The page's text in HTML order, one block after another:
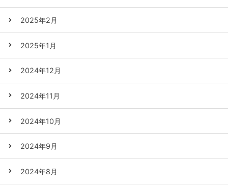
2025年2月
2025年1月
2024年12月
2024年11月
2024年10月
2024年9月
2024年8月